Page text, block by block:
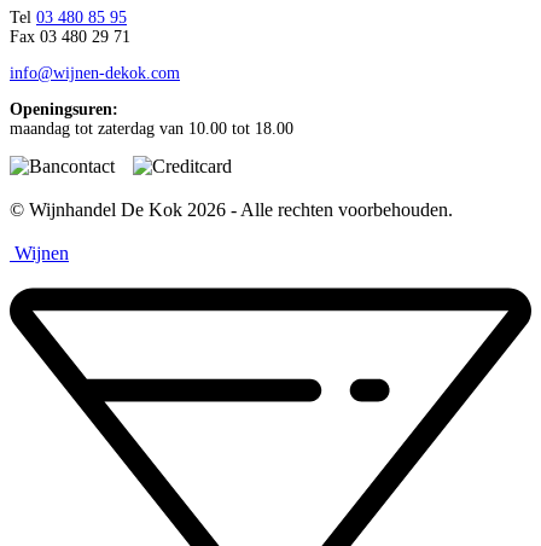
Tel 03 480 85 95
Fax 03 480 29 71
info@wijnen-dekok.com
Openingsuren:
maandag tot zaterdag van 10.00 tot 18.00
© Wijnhandel De Kok 2026 - Alle rechten voorbehouden.
Wijnen